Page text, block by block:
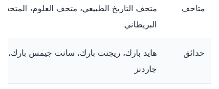
متاحف
متحف التاريخ الطبيعي، متحف العلوم، المتحف
البريطاني
حدائق
هايد بارك، ريجنت بارك، سانت جيمس بارك،
جاردنز